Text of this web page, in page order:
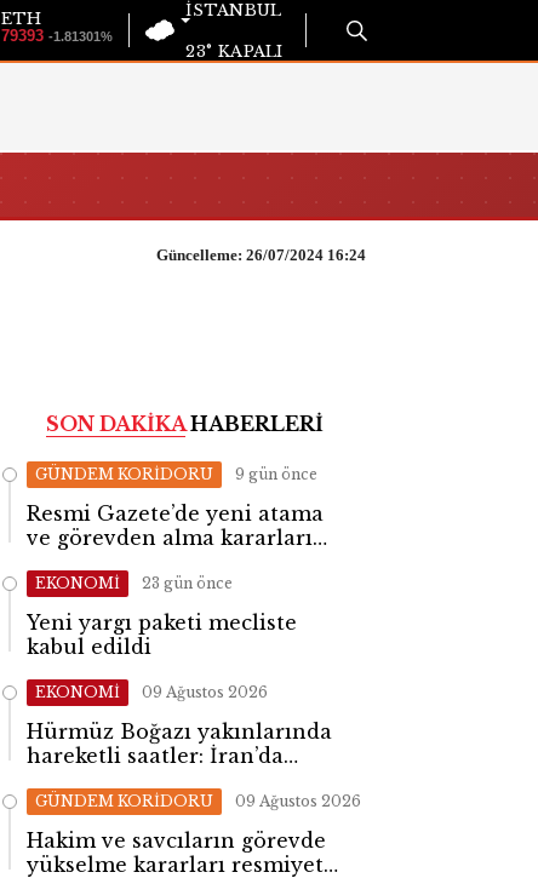
ETH
79393 -1.81301%
İSTANBUL
23° KAPALI
Güncelleme: 26/07/2024 16:24
SON DAKİKAHABERLERİ
GÜNDEM KORİDORU 9 gün önce
Resmi Gazete’de yeni atama
ve görevden alma kararları
EKONOMİ 23 gün önce
Yeni yargı paketi mecliste
kabul edildi
EKONOMİ 09 Ağustos 2026
Hürmüz Boğazı yakınlarında
hareketli saatler: İran’da
GÜNDEM KORİDORU 09 Ağustos 2026
Hakim ve savcıların görevde
yükselme kararları resmiyet